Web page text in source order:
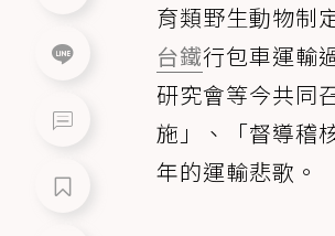
育類野生動物制
台鐵行包車運輸
研究會等今共同
施」、「督導稽
年的運輸悲歌。